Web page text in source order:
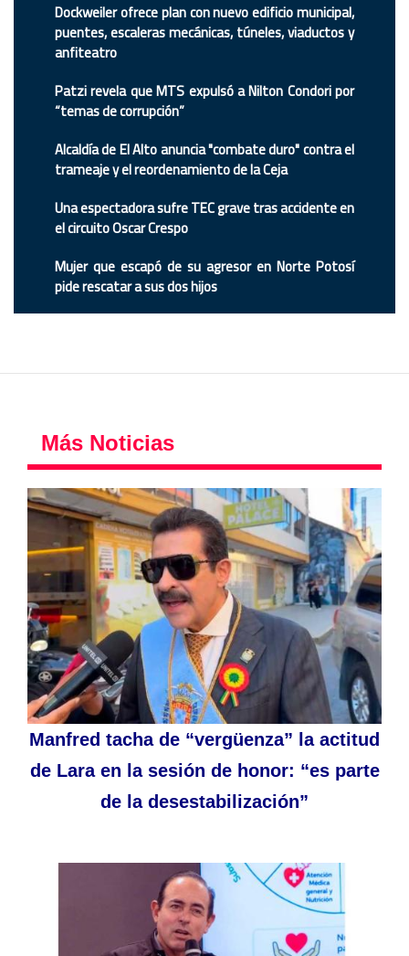
Dockweiler ofrece plan con nuevo edificio municipal,
puentes, escaleras mecánicas, túneles, viaductos y
anfiteatro
Patzi revela que MTS expulsó a Nilton Condori por
“temas de corrupción”
Alcaldía de El Alto anuncia "combate duro" contra el
trameaje y el reordenamiento de la Ceja
Una espectadora sufre TEC grave tras accidente en
el circuito Oscar Crespo
Mujer que escapó de su agresor en Norte Potosí
pide rescatar a sus dos hijos
Más Noticias
Manfred tacha de “vergüenza” la actitud
de Lara en la sesión de honor: “es parte
de la desestabilización”